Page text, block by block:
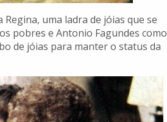
uma ladra de jóias que se
pobres e Antonio Fagundes como
de jóias para manter o status da